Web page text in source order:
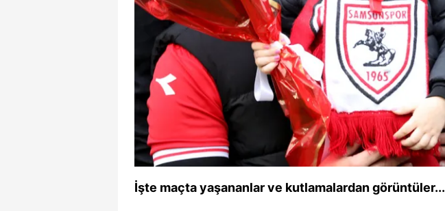
İşte maçta yaşananlar ve kutlamalardan görüntüler...